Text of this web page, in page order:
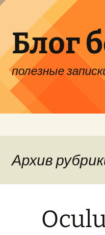
Блог
полезные
Архив